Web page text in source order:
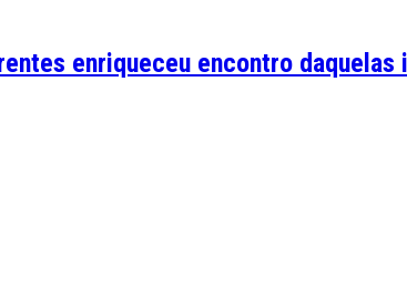
enriqueceu encontro